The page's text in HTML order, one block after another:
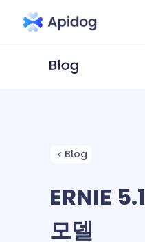
Blog
ERNIE
모델